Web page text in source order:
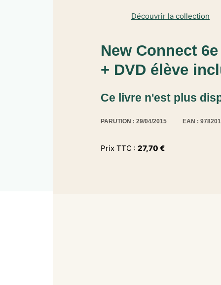
Découvrir la collection
New Connect
+ DVD élève
Ce livre n'est plus
PARUTION : 29/04/2015 EAN :
Prix TTC : 27,70 €